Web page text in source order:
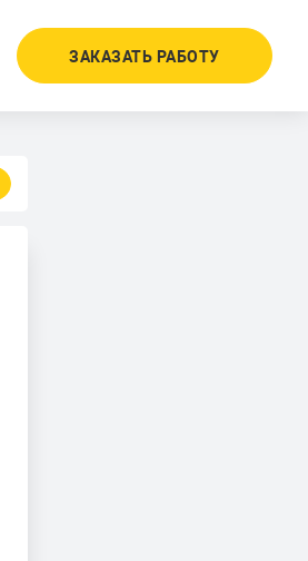
ЗАКАЗАТЬ РАБОТУ